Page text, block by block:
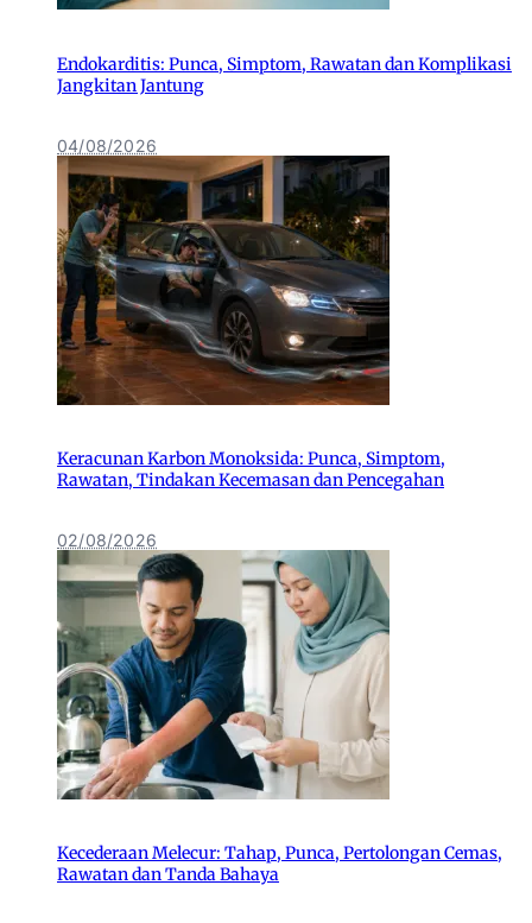
Endokarditis: Punca, Simptom, Rawatan dan Komplikasi
Jangkitan Jantung
04/08/2026
Keracunan Karbon Monoksida: Punca, Simptom,
Rawatan, Tindakan Kecemasan dan Pencegahan
02/08/2026
Kecederaan Melecur: Tahap, Punca, Pertolongan Cemas,
Rawatan dan Tanda Bahaya